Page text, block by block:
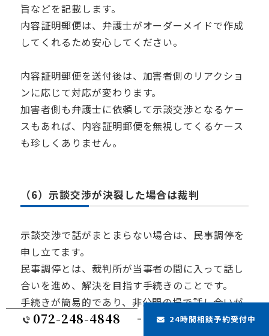
072-248-4848 24時間相談予約受付中
旨などを記載します。
内容証明郵便は、弁護士がオーダーメイドで作成
してくれるため安心してください。
内容証明郵便を送付後は、加害者側のリアクショ
ンに応じて対応が変わります。
加害者側も弁護士に依頼して示談交渉となるケー
スもあれば、内容証明郵便を無視してくるケース
も珍しくありません。
（6）示談交渉が決裂した場合は裁判
示談交渉で話がまとまらない場合は、民事調停を
申し立てます。
民事調停とは、裁判所が当事者の間に入って話し
合いを進め、解決を目指す手続きのことです。
手続きが簡易的であり、非公開の場で話し合いが
できるため、プライバシーを守れます。